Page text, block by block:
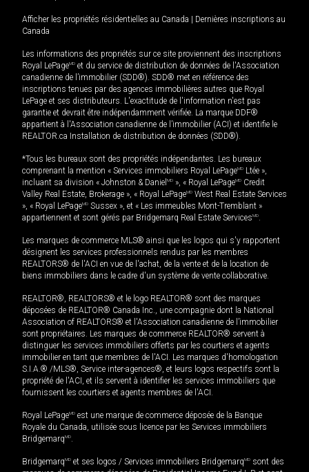
Afficher les propriétés résidentielles au Canada
Dernières inscriptions au
Canada
Les informations des propriétés sur ce site proviennent des inscriptions
Royal LePageMD et du service de distribution de données de l'Association
canadienne de l’immobilier (SDD®). SDD® met en référence des
inscriptions tenues par des agences immobilières autres que Royal
LePage et ses distributeurs. L'exactitude de l'information n'est pas
garantie et devrait être indépendamment vérifiée. La marque DDF®
appartient à l'Association canadienne de l’immobilier (ACI) et identifie le
REALTOR.ca Installation de distribution de données (SDD®).
*Tous les bureaux sont des propriétés indépendantes. Les bureaux
comprenant la mention « Services immobiliers Royal LePageMD Ltée »,
incluant sa division « Johnston & Daniel MD », « Royal LePageMD Credit
Valley Real Estate, Brokerage », « Royal LePageMD West Real Estate Services
», « Royal LePageMD Sussex », et « Les immeubles Mont-Tremblant »
appartiennent et sont gérés par Bridgemarq Real Estate ServicesMD.
Les marques de commerce MLS® ainsi que les logos qui s'y rapportent
désignent les services professionnels rendus par les membres
REALTORS® de l'ACI en vue de l'achat, de la vente et de la location de
biens immobiliers dans le cadre d'un système de vente collaborative.
REALTOR®, REALTORS® et le logo REALTOR® sont des marques
déposées de REALTOR® Canada Inc., une compagnie dont la National
Association of REALTORS® et l'Association canadienne de l’immobilier
sont propriétaires. Les marques de commerce REALTOR® servent à
distinguer les services immobiliers offerts par les courtiers et agents
immobilier en tant que membres de l'ACI. Les marques d'homologation
S.I.A.® /MLS®, Service inter-agences®, et leurs logos respectifs sont la
propriété de l'ACI, et ils servent à identifier les services immobiliers que
fournissent les courtiers et agents membres de l'ACI.
Royal LePageMD est une marque de commerce déposée de la Banque
Royale du Canada, utilisée sous licence par les Services immobiliers
BridgemarqMD.
BridgemarqMD et ses logos / Services immobiliers BridgemarqMD sont des